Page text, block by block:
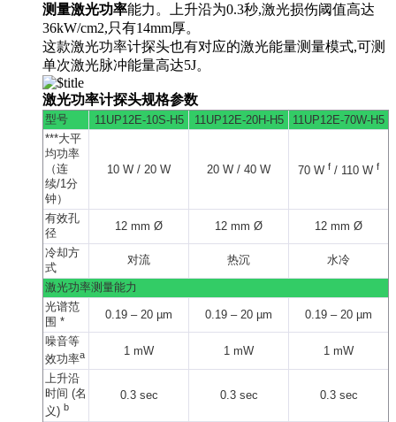
测量激光功率能力。上升沿为0.3秒,激光损伤阈值高达
36kW/cm2,只有14mm厚。
这款激光功率计探头也有对应的激光能量测量模式,可测
单次激光脉冲能量高达5J。
激光功率计探头规格参数
型号 11UP12E-10S-H5 11UP12E-20H-H5
11UP12E-70W-H5
***大平
均功率
（连
续/1分
钟）
10 W / 20 W 20 W / 40 W 70 W f / 110 W f
有效孔
径
12 mm Ø 12 mm Ø
12 mm Ø
冷却方
式
对流 热沉 水冷
激光功率测量能力
光谱范
围 *
0.19 – 20 µm 0.19 – 20 µm
0.19 – 20 µm
噪音等
效功率a 1 mW 1 mW 1 mW
上升沿
时间 (名
义) b
0.3 sec 0.3 sec 0.3 sec